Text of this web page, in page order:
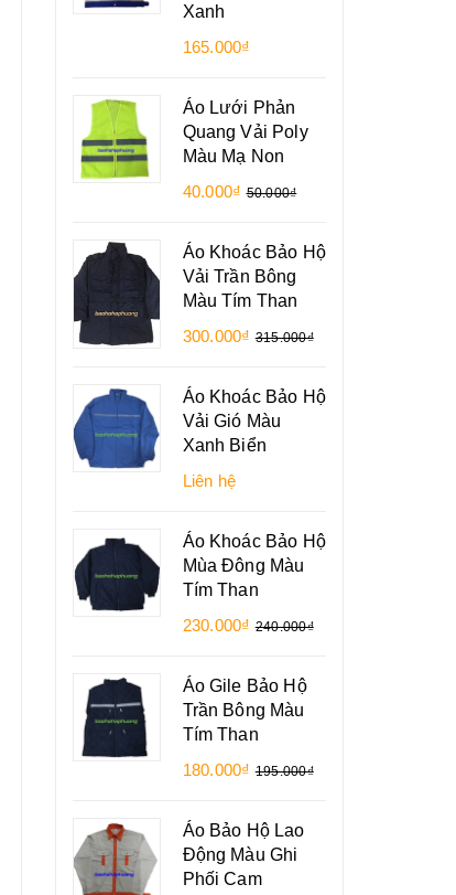
Xanh
165.000₫
Áo Lưới Phản
Quang Vải Poly
Màu Mạ Non
40.000₫ 50.000₫
Áo Khoác Bảo Hộ
Vải Trần Bông
Màu Tím Than
300.000₫ 315.000₫
Áo Khoác Bảo Hộ
Vải Gió Màu
Xanh Biển
Liên hệ
Áo Khoác Bảo Hộ
Mùa Đông Màu
Tím Than
230.000₫ 240.000₫
Áo Gile Bảo Hộ
Trần Bông Màu
Tím Than
180.000₫ 195.000₫
Áo Bảo Hộ Lao
Động Màu Ghi
Phối Cam